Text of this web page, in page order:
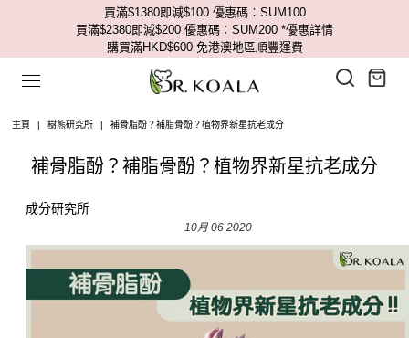
買滿$1380即減$100 優惠碼︰SUM100
買滿$2380即減$200 優惠碼︰SUM200 *優惠詳情
購買滿HKD$600 免港澳地區順豐運費
主頁 | 樹熊研究所 | 補骨脂酚？補脂骨酚？植物界新星抗老成分
補骨脂酚？補脂骨酚？植物界新星抗老成分
成分研究所
10月 06 2020